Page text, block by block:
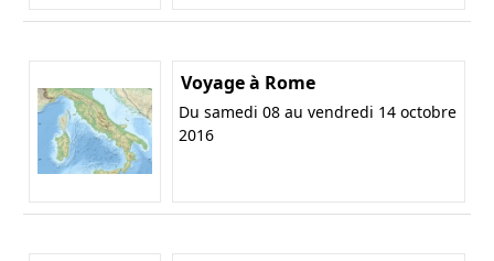
Voyage à Rome
Du samedi 08 au vendredi 14 octobre
2016